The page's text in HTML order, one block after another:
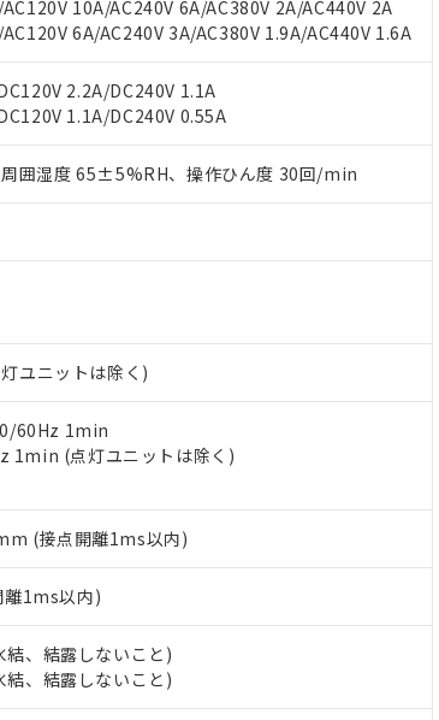
10A/AC240V 6A/AC380V 2A/AC440V 2A
6A/AC240V 3A/AC380V 1.9A/AC440V 1.6A
2.2A/DC240V 1.1A
1.1A/DC240V 0.55A
囲湿度 65±5%RH、操作ひん度 30回/min
ユニットは除く)
60Hz 1min
1min (点灯ユニットは除く)
(接点開離1ms以内)
離1ms以内)
、結露しないこと)
、結露しないこと)
店や当社販売拠点は「販売ネットワーク
」をご確認
結果を当社の事前の承諾なく第三者に漏洩または開
スト作成サービス）をご利用いただくには、I-Web
。
上で当社にご登録された部品リストについて、当社
スに関するお客様との取引・商談に必要な範囲で利
、
により、予定月が前後することがあります。
ロード
ロードすることができます。
基準）
有を証明するもので、過去に遡って非含有を証明す
エステル類４物質の対応では、対応完了までの期間
切替を完了していることから、特段のことがない限
のすべてが基準値以下であることを示します。
おいて有害物質が外部に漏えいし、環境に深刻な影
び販売に係わる関係者が違法に輸出するおそれがあ
合意する キャンセル
庫状況については、お客様のお取引先、またはお客様
販売員にご確認ください)
た在庫状況の情報を公開していない機種